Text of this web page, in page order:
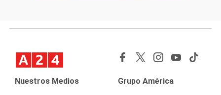
Nuestros Medios Grupo América